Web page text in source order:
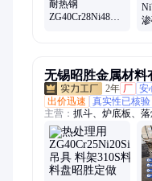
耐热钢
ZG40Cr28Ni48W5
无锡昭胜金属材料
2年 厂 安
出价迅速
真实性已核验
主营： 抓斗、炉底板、落
枕、料盘、坩埚、滑块
管、圆棒